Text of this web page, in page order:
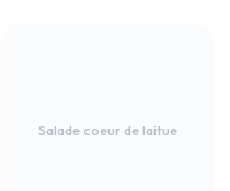
Salade coeur de laitue